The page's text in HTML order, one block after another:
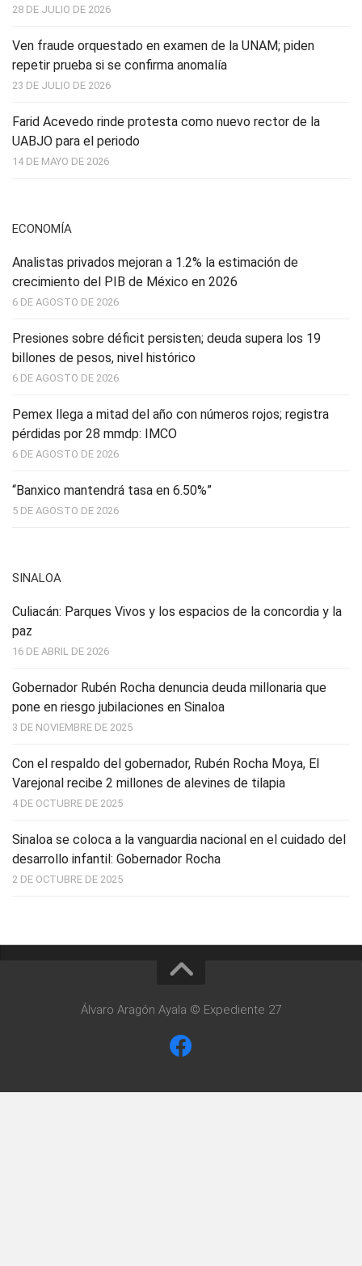
28 DE JULIO DE 2026
Ven fraude orquestado en examen de la UNAM; piden
repetir prueba si se confirma anomalía
23 DE JULIO DE 2026
Farid Acevedo rinde protesta como nuevo rector de la
UABJO para el periodo
14 DE MAYO DE 2026
ECONOMÍA
Analistas privados mejoran a 1.2% la estimación de
crecimiento del PIB de México en 2026
6 DE AGOSTO DE 2026
Presiones sobre déficit persisten; deuda supera los 19
billones de pesos, nivel histórico
6 DE AGOSTO DE 2026
Pemex llega a mitad del año con números rojos; registra
pérdidas por 28 mmdp: IMCO
6 DE AGOSTO DE 2026
“Banxico mantendrá tasa en 6.50%”
5 DE AGOSTO DE 2026
SINALOA
Culiacán: Parques Vivos y los espacios de la concordia y la
paz
16 DE ABRIL DE 2026
Gobernador Rubén Rocha denuncia deuda millonaria que
pone en riesgo jubilaciones en Sinaloa
3 DE NOVIEMBRE DE 2025
Con el respaldo del gobernador, Rubén Rocha Moya, El
Varejonal recibe 2 millones de alevines de tilapia
4 DE OCTUBRE DE 2025
Sinaloa se coloca a la vanguardia nacional en el cuidado del
desarrollo infantil: Gobernador Rocha
2 DE OCTUBRE DE 2025
Álvaro Aragón Ayala © Expediente 27